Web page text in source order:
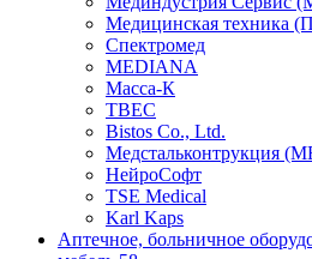
Медицинская техника
Спектромед
MEDIANA
Масса-К
ТВЕС
Bistos Co., Ltd.
Медстальконтрукция
НейроСофт
TSE Medical
Karl Kaps
Аптечное, больничное